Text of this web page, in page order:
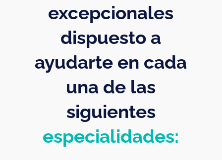
excepcionales
dispuesto a
ayudarte en cada
una de las
siguientes
especialidades: